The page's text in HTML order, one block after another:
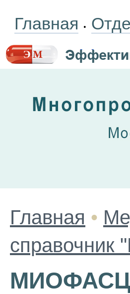
Главная •
Главная •
справочник